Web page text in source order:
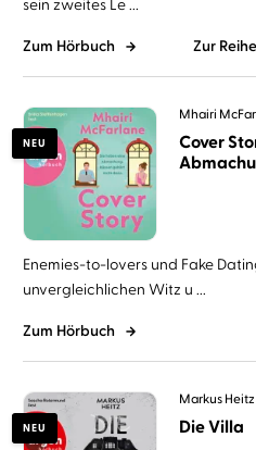
sein zweites Le ...
Zum Hörbuch Zur Reihe
NEU
Mhairi
Cover
Enemies-to-lovers und Fake
unvergleichlichen Witz u ...
Zum Hörbuch
NEU
Markus Heitz
Die Villa